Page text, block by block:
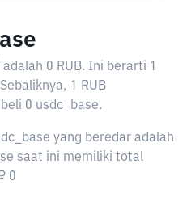
adalah 0 RUB. Ini berarti 1
1 RUB
0 usdc_base.
yang beredar adalah
saat ini memiliki total
0